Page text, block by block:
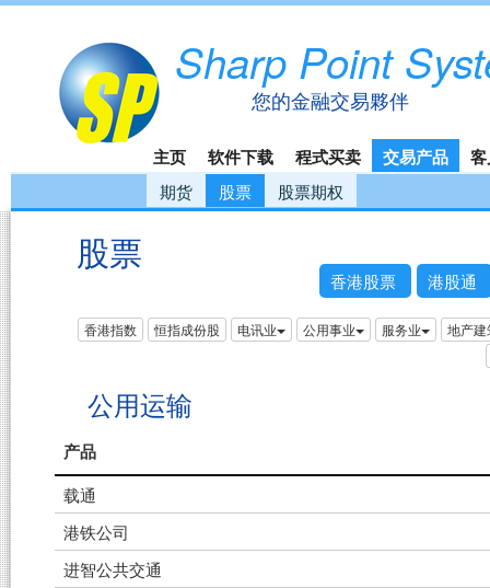
Sharp Point
您的金融交易夥伴
主页 软件下载 程式买卖 交易产品
期货 股票 股票期权
股票
香港股票 港股通
香港指数 恒指成份股 电讯业 公用事业 服务业 地产建
公用运输
产品
载通
港铁公司
进智公共交通